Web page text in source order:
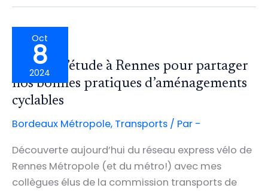
!
Oct
8
2024
Voyage d’étude à Rennes pour partager
nos bonnes pratiques d’aménagements
cyclables
Bordeaux Métropole, Transports / Par -
Découverte aujourd’hui du réseau express vélo de
Rennes Métropole (et du métro!) avec mes
collègues élus de la commission transports de